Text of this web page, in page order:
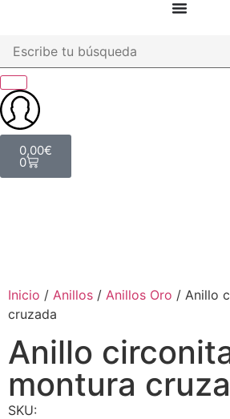
0,00€
0
Inicio / Anillos / Anillos Oro / Anillo
cruzada
Anillo
montura
SKU: